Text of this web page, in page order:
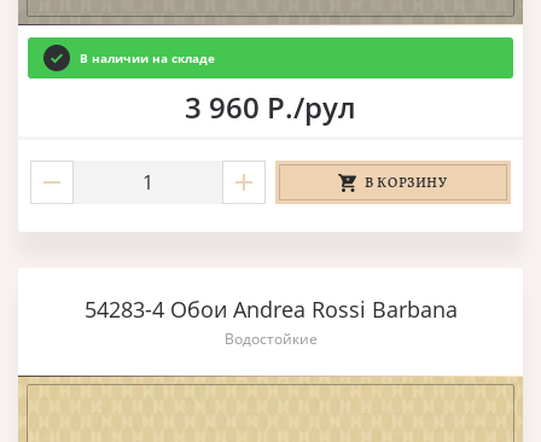
В наличии на складе
3 960 Р./рул
В КОРЗИНУ
54283-4 Обои Andrea Rossi Barbana
Водостойкие